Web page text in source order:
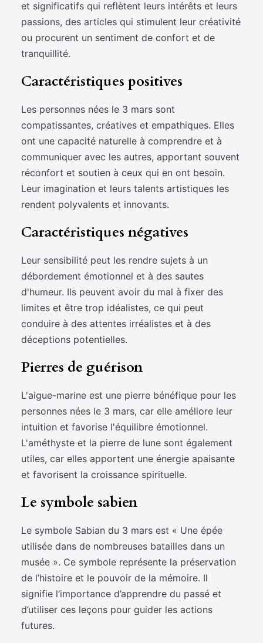
et significatifs qui reflètent leurs intérêts et leurs
passions, des articles qui stimulent leur créativité
ou procurent un sentiment de confort et de
tranquillité.
Caractéristiques positives
Les personnes nées le 3 mars sont
compatissantes, créatives et empathiques. Elles
ont une capacité naturelle à comprendre et à
communiquer avec les autres, apportant souvent
réconfort et soutien à ceux qui en ont besoin.
Leur imagination et leurs talents artistiques les
rendent polyvalents et innovants.
Caractéristiques négatives
Leur sensibilité peut les rendre sujets à un
débordement émotionnel et à des sautes
d'humeur. Ils peuvent avoir du mal à fixer des
limites et être trop idéalistes, ce qui peut
conduire à des attentes irréalistes et à des
déceptions potentielles.
Pierres de guérison
L'aigue-marine est une pierre bénéfique pour les
personnes nées le 3 mars, car elle améliore leur
intuition et favorise l'équilibre émotionnel.
L'améthyste et la pierre de lune sont également
utiles, car elles apportent une énergie apaisante
et favorisent la croissance spirituelle.
Le symbole sabien
Le symbole Sabian du 3 mars est « Une épée
utilisée dans de nombreuses batailles dans un
musée ». Ce symbole représente la préservation
de l’histoire et le pouvoir de la mémoire. Il
signifie l’importance d’apprendre du passé et
d’utiliser ces leçons pour guider les actions
futures.